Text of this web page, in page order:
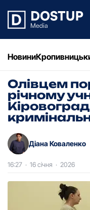
Новини
Олівцем
річному
Діана Коваленко
16:27 · 16 січня · 2026